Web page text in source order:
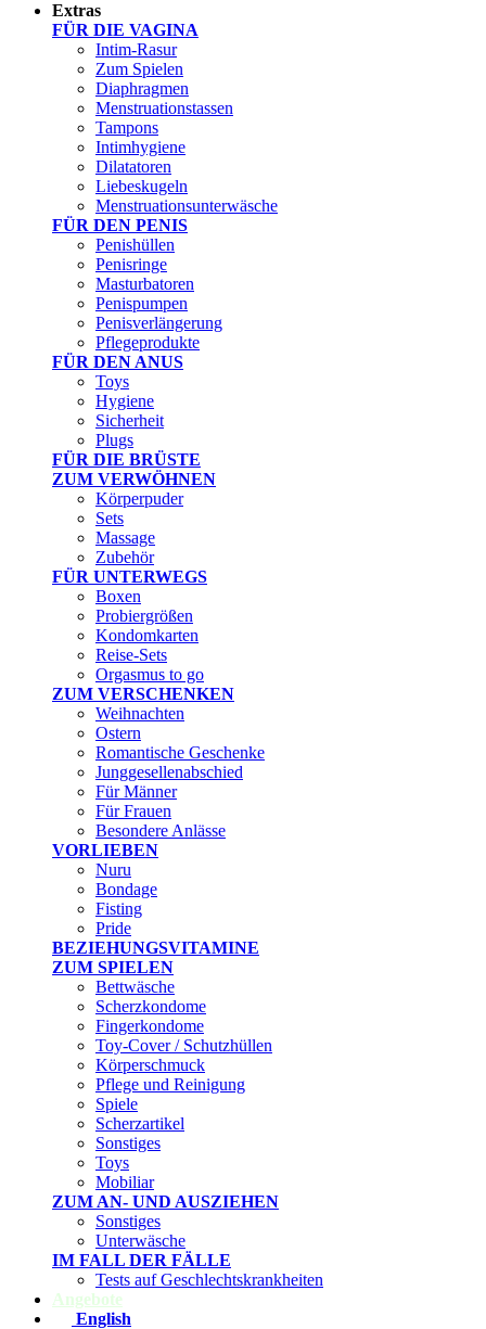
Extras
FÜR DIE VAGINA
Intim-Rasur
Zum Spielen
Diaphragmen
Menstruationstassen
Tampons
Intimhygiene
Dilatatoren
Liebeskugeln
Menstruationsunterwäsche
FÜR DEN PENIS
Penishüllen
Penisringe
Masturbatoren
Penispumpen
Penisverlängerung
Pflegeprodukte
FÜR DEN ANUS
Toys
Hygiene
Sicherheit
Plugs
FÜR DIE BRÜSTE
ZUM VERWÖHNEN
Körperpuder
Sets
Massage
Zubehör
FÜR UNTERWEGS
Boxen
Probiergrößen
Kondomkarten
Reise-Sets
Orgasmus to go
ZUM VERSCHENKEN
Weihnachten
Ostern
Romantische Geschenke
Junggesellenabschied
Für Männer
Für Frauen
Besondere Anlässe
VORLIEBEN
Nuru
Bondage
Fisting
Pride
BEZIEHUNGSVITAMINE
ZUM SPIELEN
Bettwäsche
Scherzkondome
Fingerkondome
Toy-Cover / Schutzhüllen
Körperschmuck
Pflege und Reinigung
Spiele
Scherzartikel
Sonstiges
Toys
Mobiliar
ZUM AN- UND AUSZIEHEN
Sonstiges
Unterwäsche
IM FALL DER FÄLLE
Tests auf Geschlechtskrankheiten
Angebote
English